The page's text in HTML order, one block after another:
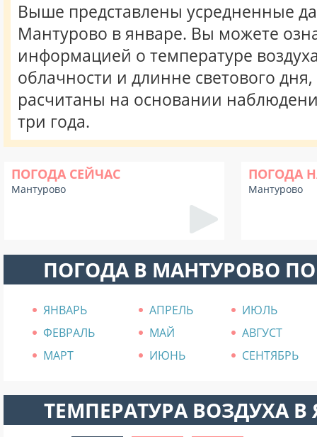
Выше представлены усредненные
Мантурово в январе. Вы можете
информацией о температуре
облачности и длинне светового
расчитаны на основании
три года.
ПОГОДА СЕЙЧАС
Мантурово
ПОГОДА
Мантурово
ПОГОДА В МАНТУРОВО
ЯНВАРЬ АПРЕЛЬ
ИЮЛЬ
ФЕВРАЛЬ
МАЙ
АВГУСТ
МАРТ
ИЮНЬ СЕНТЯБРЬ
ТЕМПЕРАТУРА ВОЗДУХА В